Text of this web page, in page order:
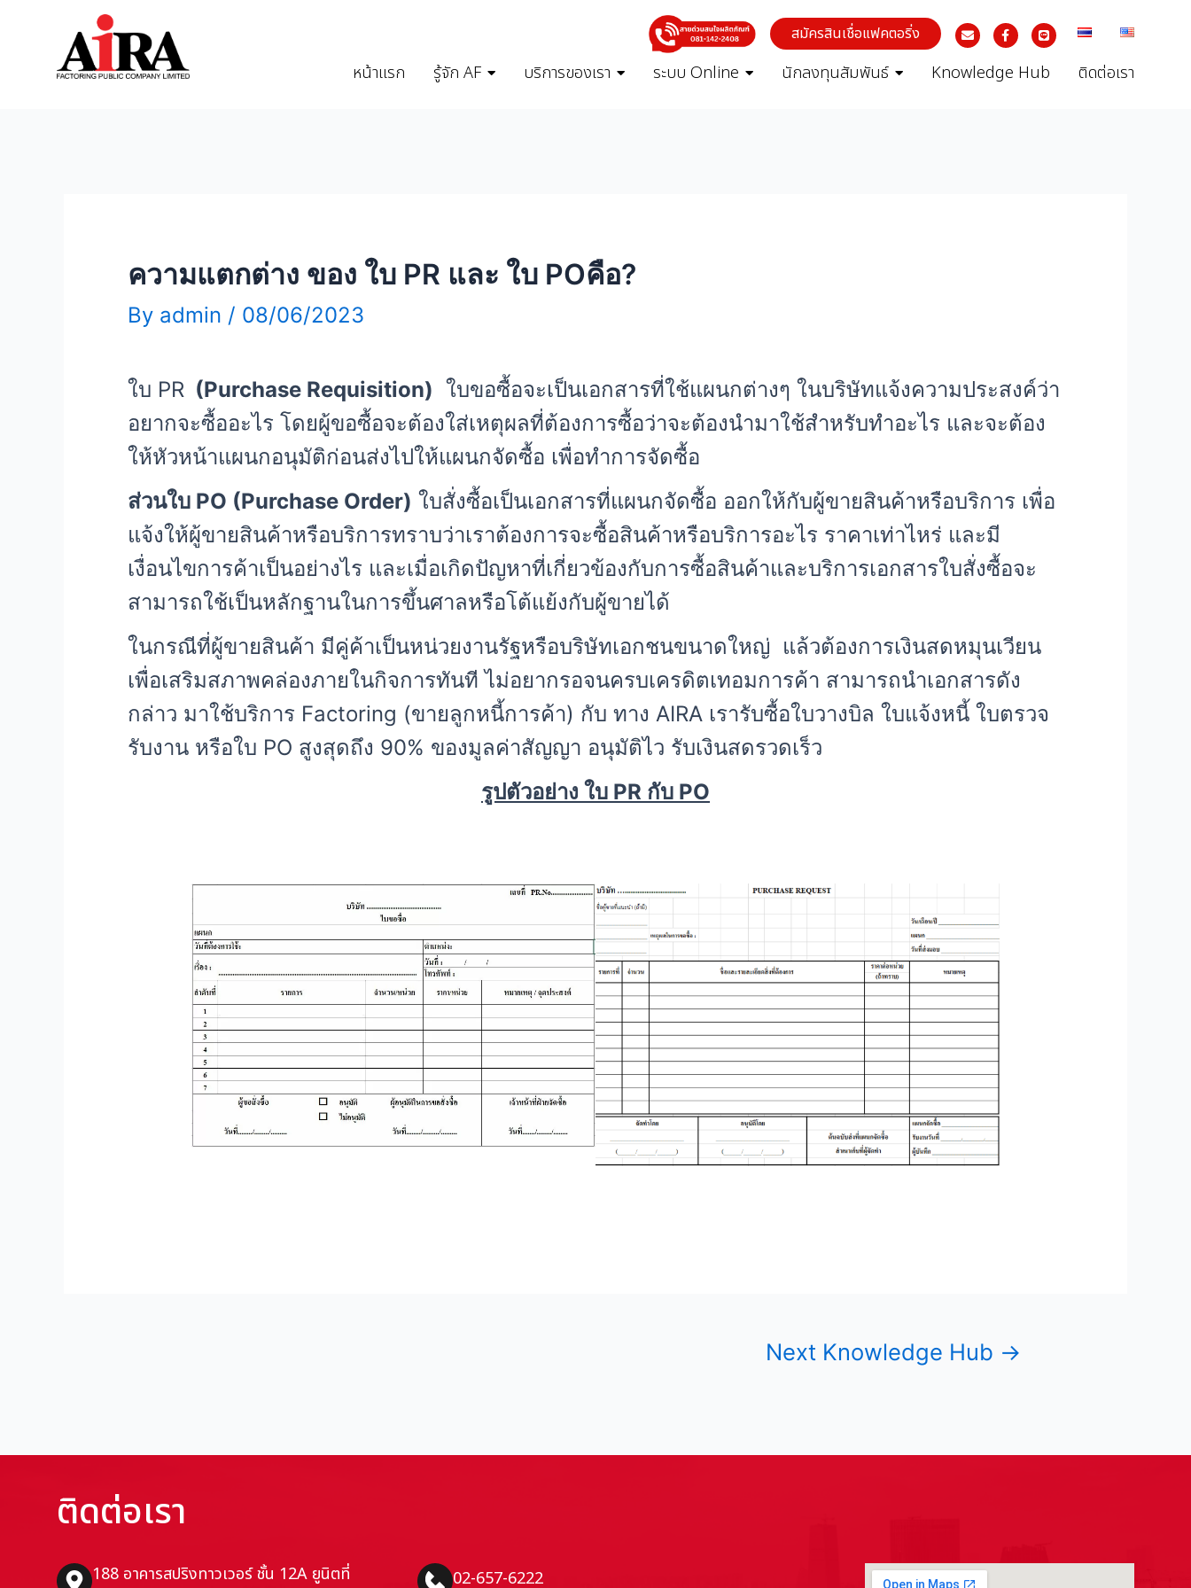
สมัครสินเชื่อแฟคตอริ่ง
หน้าแรก รู้จัก AF บริการของเรา ระบบ Online นักลงทุนสัมพันธ์ Knowledge Hub ติดต่อเรา
ความแตกต่าง ของ ใบ PR และ ใบ POคือ?
By admin / 08/06/2023
ใบ PR (Purchase Requisition) ใบขอซื้อจะเป็นเอกสารที่ใช้แผนกต่างๆ ในบริษัทแจ้งความประสงค์ว่า
อยากจะซื้ออะไร โดยผู้ขอซื้อจะต้องใส่เหตุผลที่ต้องการซื้อว่าจะต้องนำมาใช้สำหรับทำอะไร และจะต้อง
ให้หัวหน้าแผนกอนุมัติก่อนส่งไปให้แผนกจัดซื้อ เพื่อทำการจัดซื้อ
ส่วนใบ PO (Purchase Order) ใบสั่งซื้อเป็นเอกสารที่แผนกจัดซื้อ ออกให้กับผู้ขายสินค้าหรือบริการ เพื่อ
แจ้งให้ผู้ขายสินค้าหรือบริการทราบว่าเราต้องการจะซื้อสินค้าหรือบริการอะไร ราคาเท่าไหร่ และมี
เงื่อนไขการค้าเป็นอย่างไร และเมื่อเกิดปัญหาที่เกี่ยวข้องกับการซื้อสินค้าและบริการเอกสารใบสั่งซื้อจะ
สามารถใช้เป็นหลักฐานในการขึ้นศาลหรือโต้แย้งกับผู้ขายได้
ในกรณีที่ผู้ขายสินค้า มีคู่ค้าเป็นหน่วยงานรัฐหรือบริษัทเอกชนขนาดใหญ่ แล้วต้องการเงินสดหมุนเวียน
เพื่อเสริมสภาพคล่องภายในกิจการทันที ไม่อยากรอจนครบเครดิตเทอมการค้า สามารถนำเอกสารดัง
กล่าว มาใช้บริการ Factoring (ขายลูกหนี้การค้า) กับ ทาง AIRA เรารับซื้อใบวางบิล ใบแจ้งหนี้ ใบตรวจ
รับงาน หรือใบ PO สูงสุดถึง 90% ของมูลค่าสัญญา อนุมัติไว รับเงินสดรวดเร็ว
รูปตัวอย่าง ใบ PR กับ PO
Next Knowledge Hub →
ติดต่อเรา
188 อาคารสปริงทาวเวอร์ ชั้น 12A ยูนิตที่
02-657-6222